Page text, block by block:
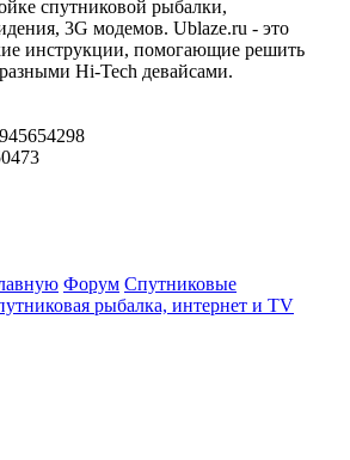
спутниковой рыбалки,
3G модемов. Ublaze.ru - это
инструкции, помогающие решить
Hi-Tech девайсами.
Форум Спутниковые
рыбалка, интернет и TV